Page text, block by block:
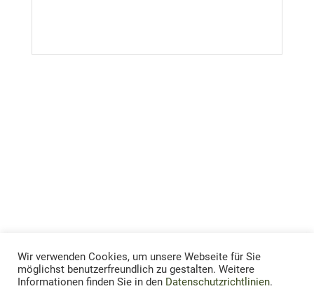
Wir verwenden Cookies, um unsere Webseite für Sie
möglichst benutzerfreundlich zu gestalten. Weitere
Informationen finden Sie in den Datenschutzrichtlinien.